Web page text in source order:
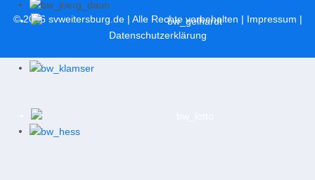
© 2026 svweitersburg.de| Alle Rechte vorbehalten | Impressum |
Datenschutzerklärung